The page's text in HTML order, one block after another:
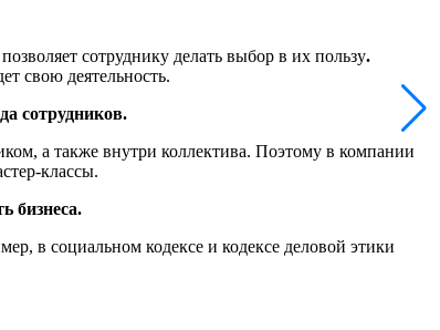
сотруднику делать выбор в их пользу.
свою деятельность.
сотрудников.
а также внутри коллектива. Поэтому в компании
классы.
бизнеса.
в социальном кодексе и кодексе деловой этики